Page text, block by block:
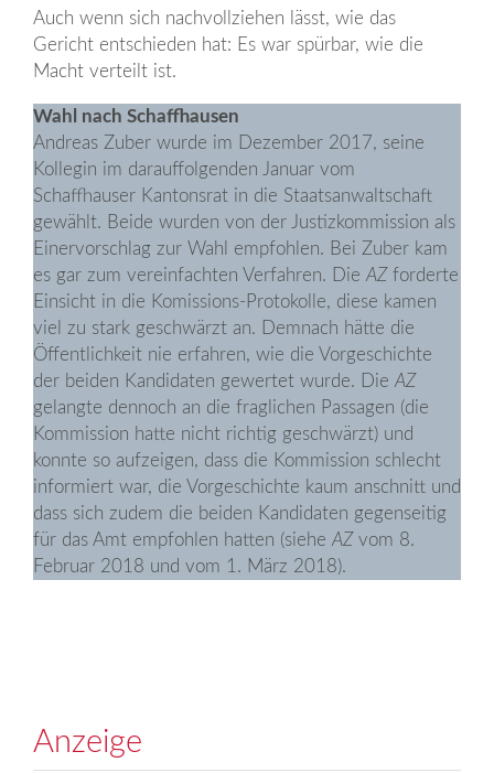
Auch wenn sich nachvollziehen lässt, wie das
Gericht entschieden hat: Es war spürbar, wie die
Macht verteilt ist.
Wahl nach Schaffhausen
Andreas Zuber wurde im Dezember 2017, seine
Kollegin im darauffolgenden Januar vom
Schaffhauser Kantonsrat in die Staatsanwaltschaft
gewählt. Beide wurden von der Justizkommission als
Einervorschlag zur Wahl empfohlen. Bei Zuber kam
es gar zum vereinfachten Verfahren. Die AZ forderte
Einsicht in die Komissions-Protokolle, diese kamen
viel zu stark geschwärzt an. Demnach hätte die
Öffentlichkeit nie erfahren, wie die Vorgeschichte
der beiden Kandidaten gewertet wurde. Die AZ
gelangte dennoch an die fraglichen Passagen (die
Kommission hatte nicht richtig geschwärzt) und
konnte so aufzeigen, dass die Kommission schlecht
informiert war, die Vorgeschichte kaum anschnitt und
dass sich zudem die beiden Kandidaten gegenseitig
für das Amt empfohlen hatten (siehe AZ vom 8.
Februar 2018 und vom 1. März 2018).
Anzeige